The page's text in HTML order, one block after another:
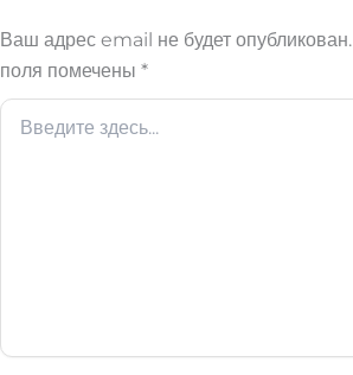
Ваш адрес email не будет опубликован.
поля помечены *
Введите
здесь...